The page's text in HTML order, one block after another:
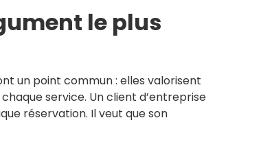
le plus
un point commun : elles valorisent
service. Un client d’entreprise
réservation. Il veut que son